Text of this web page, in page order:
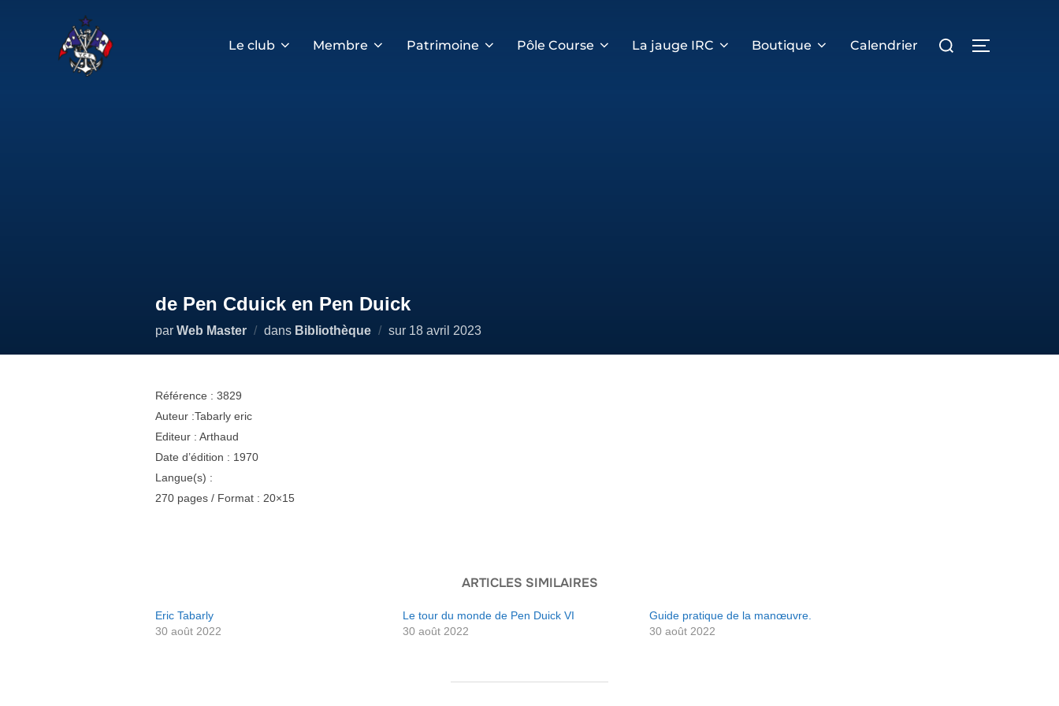
Le club Membre Patrimoine Pôle Course La jauge IRC Boutique Calendrier
PERMUTER
de Pen Cduick en Pen Duick
par Web Master dans Bibliothèque sur Publié
18 avril 2023
Référence : 3829
Auteur :Tabarly eric
Editeur : Arthaud
Date d’édition : 1970
Langue(s) :
270 pages / Format : 20×15
ARTICLES SIMILAIRES
Eric Tabarly
30 août 2022
Le tour du monde de Pen Duick VI
30 août 2022
Guide pratique de la manœuvre.
30 août 2022